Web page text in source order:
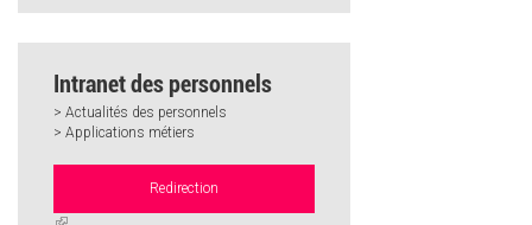
Intranet des personnels
> Actualités des personnels
> Applications métiers
Redirection